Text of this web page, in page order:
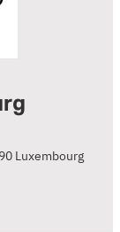
Luxembourg